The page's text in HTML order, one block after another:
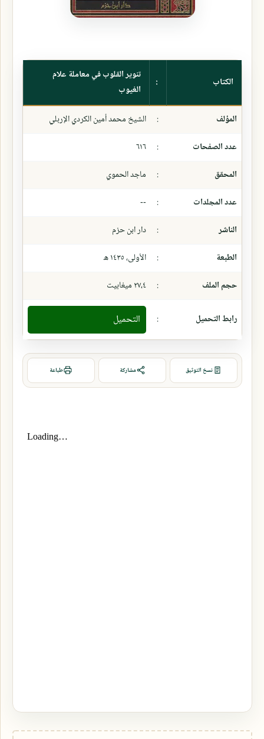
الكتاب :
تنوير القلوب في معاملة علام
الغيوب
المؤلف
:
الشيخ محمد أمين الكردي الإربلي
عدد الصفحات
:
٦١٦
المحقق
:
ماجد الحموي
عدد المجلدات
:
--
الناشر
:
دار ابن حزم
الطبعة
:
الأولى، ١٤٣٥ ھ
حجم الملف
: ٢٧،٤ ميغابيت
رابط التحميل : التحميل
نسخ التوثيق مشاركة طباعة